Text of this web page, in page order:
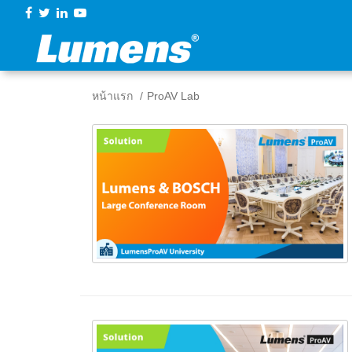
หน้าแรก ProAV Lab